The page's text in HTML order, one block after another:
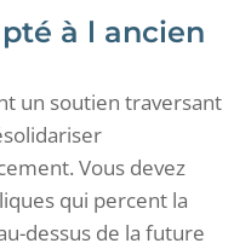
à l ancien
un soutien traversant
Vous devez
qui percent la
dessus de la future